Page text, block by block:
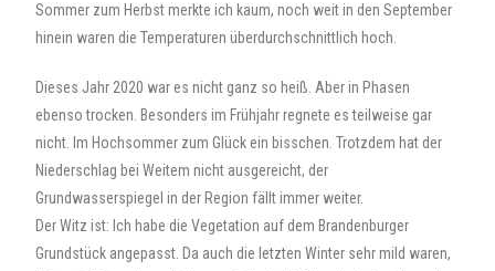
Sommer zum Herbst merkte ich kaum, noch weit in den September
hinein waren die Temperaturen überdurchschnittlich hoch.
Dieses Jahr 2020 war es nicht ganz so heiß. Aber in Phasen
ebenso trocken. Besonders im Frühjahr regnete es teilweise gar
nicht. Im Hochsommer zum Glück ein bisschen. Trotzdem hat der
Niederschlag bei Weitem nicht ausgereicht, der
Grundwasserspiegel in der Region fällt immer weiter.
Der Witz ist: Ich habe die Vegetation auf dem Brandenburger
Grundstück angepasst. Da auch die letzten Winter sehr mild waren,